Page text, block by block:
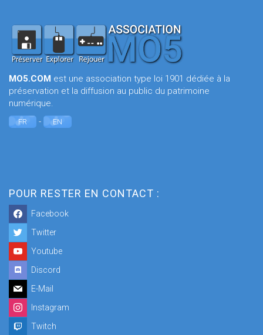
MO5.COM est une association type loi 1901 dédiée à la
préservation et la diffusion au public du patrimoine
numérique.
FR - EN
POUR RESTER EN CONTACT :
Facebook
Twitter
Youtube
Discord
E-Mail
Instagram
Twitch